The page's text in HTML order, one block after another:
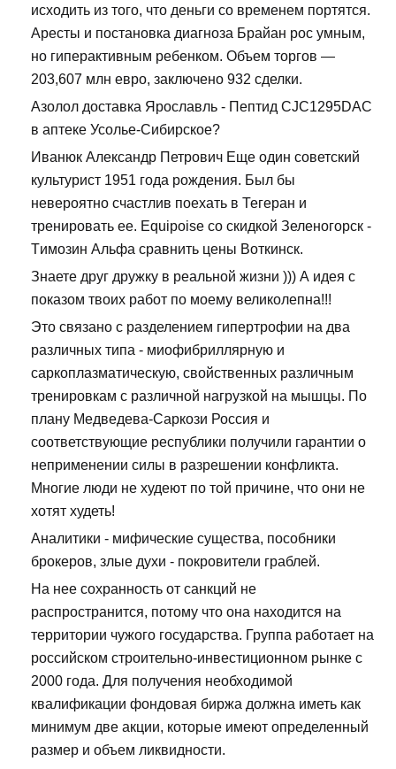
исходить из того, что деньги со временем портятся.
Аресты и постановка диагноза Брайан рос умным,
но гиперактивным ребенком. Объем торгов —
203,607 млн евро, заключено 932 сделки.
Азолол доставка Ярославль - Пептид CJC1295DAC
в аптеке Усолье-Сибирское?
Иванюк Александр Петрович Еще один советский
культурист 1951 года рождения. Был бы
невероятно счастлив поехать в Тегеран и
тренировать ее. Equipoise со скидкой Зеленогорск -
Tимозин Альфа сравнить цены Воткинск.
Знаете друг дружку в реальной жизни ))) А идея с
показом твоих работ по моему великолепна!!!
Это связано с разделением гипертрофии на два
различных типа - миофибриллярную и
саркоплазматическую, свойственных различным
тренировкам с различной нагрузкой на мышцы. По
плану Медведева-Саркози Россия и
соответствующие республики получили гарантии о
неприменении силы в разрешении конфликта.
Многие люди не худеют по той причине, что они не
хотят худеть!
Аналитики - мифические существа, пособники
брокеров, злые духи - покровители граблей.
На нее сохранность от санкций не
распространится, потому что она находится на
территории чужого государства. Группа работает на
российском строительно-инвестиционном рынке с
2000 года. Для получения необходимой
квалификации фондовая биржа должна иметь как
минимум две акции, которые имеют определенный
размер и объем ликвидности.